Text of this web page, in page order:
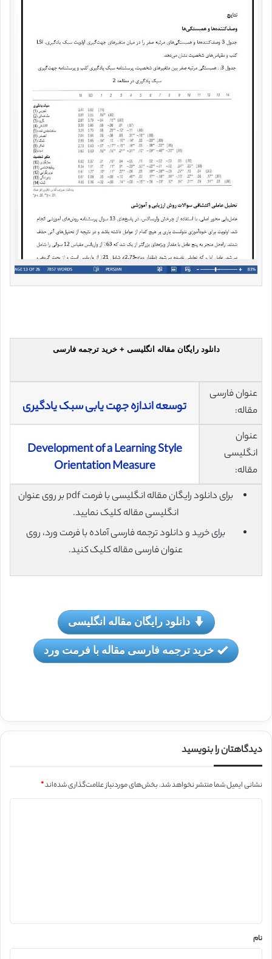
دانلود رایگان مقاله انگلیسی + خرید ترجمه فارسی
عنوان فارسی
مقاله:
توسعه اندازه جهت یابی سبک یادگیری
عنوان
انگلیسی
مقاله:
Development of a Learning Style
Orientation Measure
برای دانلود رایگان مقاله انگلیسی با فرمت pdf بر روی عنوان
انگلیسی مقاله کلیک نمایید.
برای خرید و دانلود ترجمه فارسی آماده با فرمت ورد، روی
عنوان فارسی مقاله کلیک کنید.
دانلود رایگان مقاله انگلیسی
خرید ترجمه فارسی مقاله با فرمت ورد
دیدگاهتان را بنویسید
نشانی ایمیل شما منتشر نخواهد شد.بخش‌های موردنیاز علامت‌گذاری شده‌اند*
نام